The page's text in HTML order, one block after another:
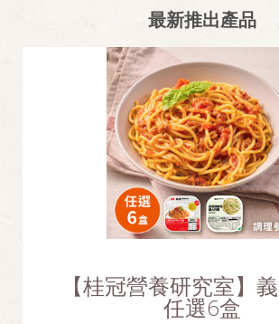
最新推出產品
【桂冠營養研究室】
任選6盒